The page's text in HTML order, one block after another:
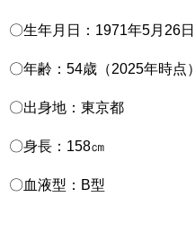
〇生年月日：1971年5月26日
〇年齢：54歳（2025年時点）
〇出身地：東京都
〇身長：158㎝
〇血液型：B型